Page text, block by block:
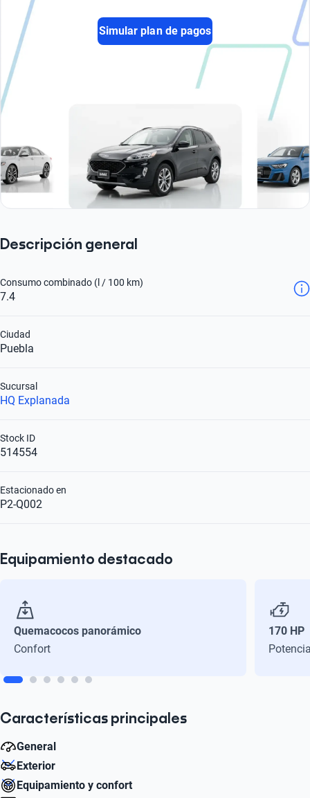
Simular plan de pagos
Descripción general
7.4
Consumo combinado (l / 100 km)
Puebla
Ciudad
HQ Explanada
Sucursal
514554
Stock ID
P2-Q002
Estacionado en
Equipamiento destacado
Quemacocos panorámico
Confort
170 HP
Características principales
General
2.5
Exterior
Número de Puertas
Equipamiento y confort